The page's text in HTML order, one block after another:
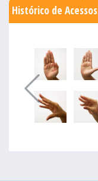
Histórico de Acessos